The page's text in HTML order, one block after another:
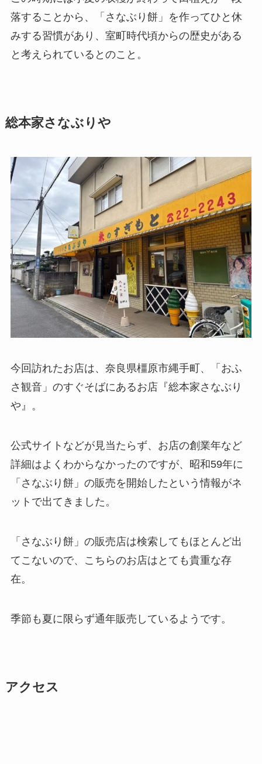
落することから、「さなぶり餅」を作ってひと休
みする習慣があり、室町時代頃からの歴史がある
と考えられているとのこと。
総本家さなぶりや
今回訪れたお店は、奈良県橿原市縄手町、「おふ
さ観音」のすぐそばにあるお店『総本家さなぶり
や』。
公式サイトなどが見当たらず、お店の創業年など
詳細はよくわからなかったのですが、昭和59年に
「さなぶり餅」の販売を開始したという情報がネ
ットで出てきました。
「さなぶり餅」の販売店は検索してもほとんど出
てこないので、こちらのお店はとても貴重な存
在。
季節も夏に限らず通年販売しているようです。
アクセス